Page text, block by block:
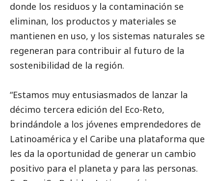
donde los residuos y la contaminación se
eliminan, los productos y materiales se
mantienen en uso, y los sistemas naturales se
regeneran para contribuir al futuro de la
sostenibilidad de la región.
“Estamos muy entusiasmados de lanzar la
décimo tercera edición del Eco-Reto,
brindándole a los jóvenes emprendedores de
Latinoamérica y el Caribe una plataforma que
les da la oportunidad de generar un cambio
positivo para el planeta y para las personas.